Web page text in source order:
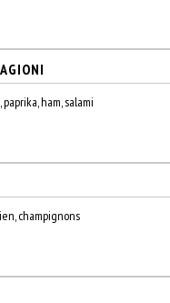
ham, salami
champignons